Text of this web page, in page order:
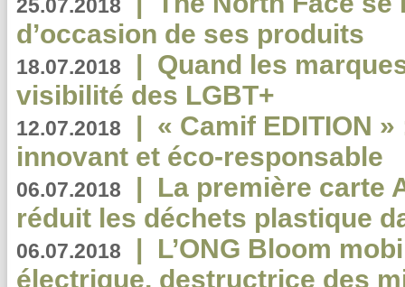
25.07.2018
d’occasion de ses produits
18.07.2018 | Quand les
visibilité des LGBT+
12.07.2018 | « Camif EDITION
innovant et éco-responsable
06.07.2018 | La première carte
réduit les déchets plastique
06.07.2018 | L’ONG Bloom
électrique, destructrice des